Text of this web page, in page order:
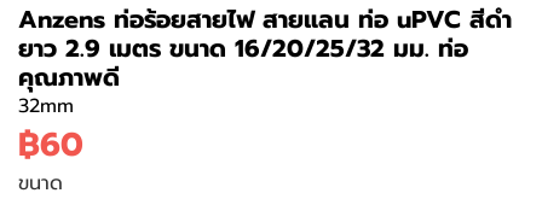
Anzens ท่อร้อยสายไฟ สายแลน ท่อ uPVC สีดำ
ยาว 2.9 เมตร ขนาด 16/20/25/32 มม. ท่อ
คุณภาพดี
32mm
฿60
ขนาด